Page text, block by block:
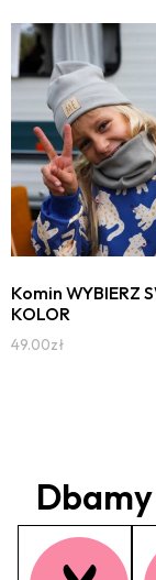
Komin WYBIERZ
KOLOR
49.00zł